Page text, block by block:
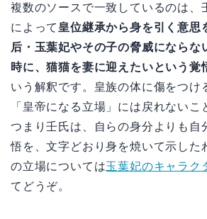
複数のソースで一致しているのは、
によって 皇位継承から身を引く意思
后・玉葉妃やその子の脅威にならな
時に、猫猫を妻に迎えたいという覚
いう解釈です。皇族の体に傷をつけ
「皇帝になる立場」には戻れない
つまり壬氏は、自らの身分よりも自
悟を、文字どおり身を焼いて示した
の立場については玉葉妃のキャラク
てどうぞ。